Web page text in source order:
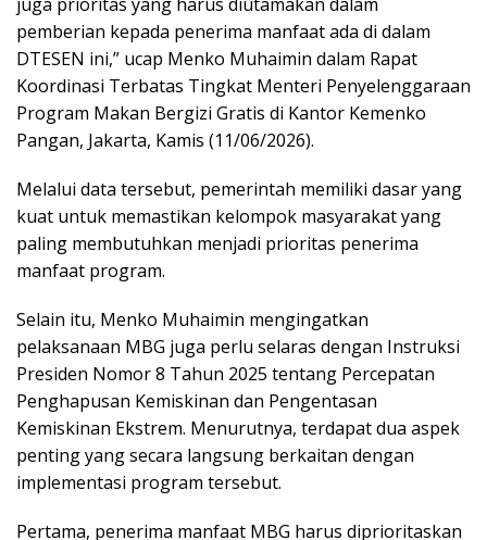
pemberian kepada penerima manfaat ada di dalam
DTESEN ini,” ucap Menko Muhaimin dalam Rapat
Koordinasi Terbatas Tingkat Menteri Penyelenggaraan
Program Makan Bergizi Gratis di Kantor Kemenko
Pangan, Jakarta, Kamis (11/06/2026).
Melalui data tersebut, pemerintah memiliki dasar yang
kuat untuk memastikan kelompok masyarakat yang
paling membutuhkan menjadi prioritas penerima
manfaat program.
Selain itu, Menko Muhaimin mengingatkan
pelaksanaan MBG juga perlu selaras dengan Instruksi
Presiden Nomor 8 Tahun 2025 tentang Percepatan
Penghapusan Kemiskinan dan Pengentasan
Kemiskinan Ekstrem. Menurutnya, terdapat dua aspek
penting yang secara langsung berkaitan dengan
implementasi program tersebut.
Pertama, penerima manfaat MBG harus diprioritaskan